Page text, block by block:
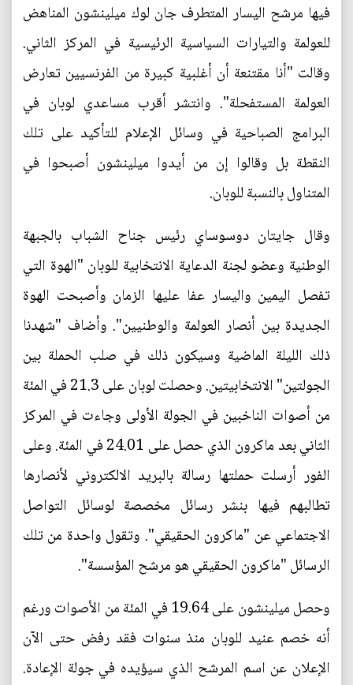
فيها مرشح اليسار المتطرف جان لوك ميلينشون المناهض
للعولمة والتيارات السياسية الرئيسية في المركز الثاني.
وقالت "أنا مقتنعة أن أغلبية كبيرة من الفرنسيين تعارض
العولمة المستفحلة". وانتشر أقرب مساعدي لوبان في
البرامج الصباحية في وسائل الإعلام للتأكيد على تلك
النقطة بل وقالوا إن من أيدوا ميلينشون أصبحوا في
المتناول بالنسبة للوبان.
وقال جايتان دوسوساي رئيس جناح الشباب بالجبهة
الوطنية وعضو لجنة الدعاية الانتخابية للوبان "الهوة التي
تفصل اليمين واليسار عفا عليها الزمان وأصبحت الهوة
الجديدة بين أنصار العولمة والوطنيين". وأضاف "شهدنا
ذلك الليلة الماضية وسيكون ذلك في صلب الحملة بين
الجولتين" الانتخابيتين. وحصلت لوبان على 21.3 في المئة
من أصوات الناخبين في الجولة الأولى وجاءت في المركز
الثاني بعد ماكرون الذي حصل على 24.01 في المئة. وعلى
الفور أرسلت حملتها رسالة بالبريد الالكتروني لأنصارها
تطالبهم فيها بنشر رسائل مخصصة لوسائل التواصل
الاجتماعي عن "ماكرون الحقيقي". وتقول واحدة من تلك
الرسائل "ماكرون الحقيقي هو مرشح المؤسسة".
وحصل ميلينشون على 19.64 في المئة من الأصوات ورغم
أنه خصم عنيد للوبان منذ سنوات فقد رفض حتى الآن
الإعلان عن اسم المرشح الذي سيؤيده في جولة الإعادة.